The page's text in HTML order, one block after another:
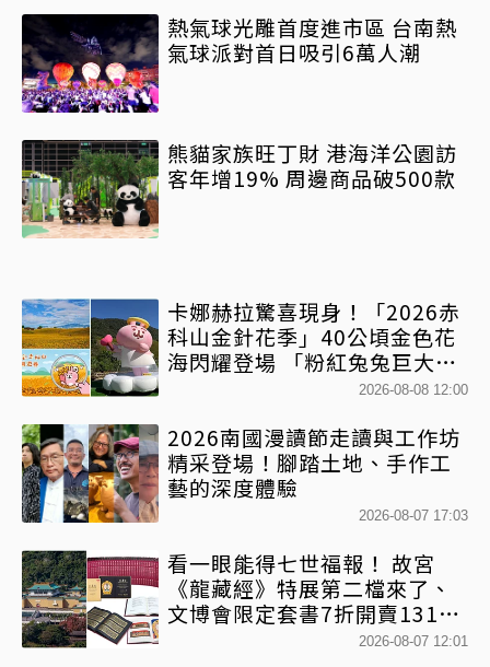
熱氣球光雕首度進市區 台南熱
氣球派對首日吸引6萬人潮
熊貓家族旺丁財 港海洋公園訪
客年增19% 周邊商品破500款
卡娜赫拉驚喜現身！「2026赤
科山金針花季」40公頃金色花
海閃耀登場 「粉紅兔兔巨大氣
球+超狂500樂遊券」快追
2026-08-08 12:00
2026南國漫讀節走讀與工作坊
精采登場！腳踏土地、手作工
藝的深度體驗
2026-08-07 17:03
看一眼能得七世福報！ 故宮
《龍藏經》特展第二檔來了、
文博會限定套書7折開賣131萬
網驚：貧窮限制想像2026-08-07 12:01